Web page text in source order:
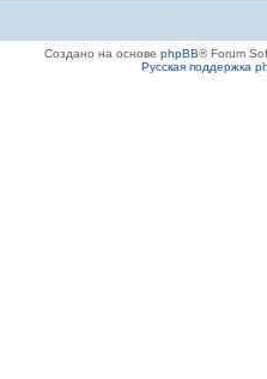
Создано на основе phpBB® Forum
Русская поддержка